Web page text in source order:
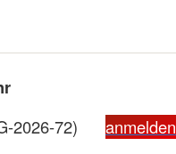
2026-72)
anmelden